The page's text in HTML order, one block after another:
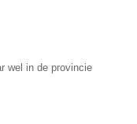
wel in de provincie